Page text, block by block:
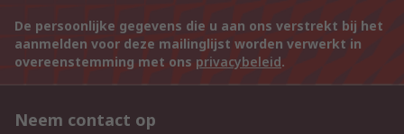
De persoonlijke gegevens die u aan ons verstrekt bij het
aanmelden voor deze mailinglijst worden verwerkt in
overeenstemming met ons privacybeleid.
Neem contact op